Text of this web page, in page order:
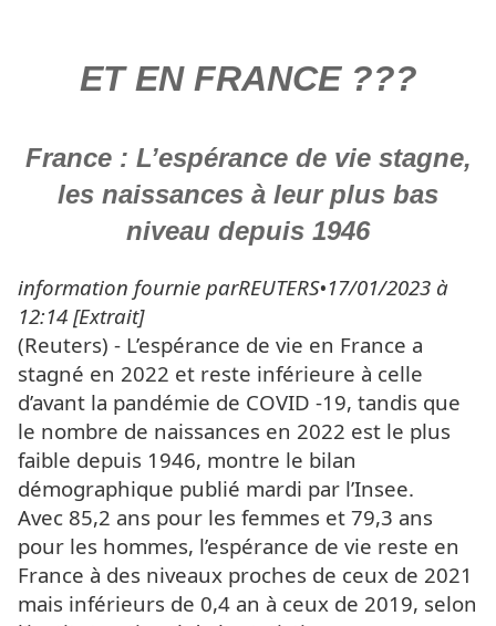
ET EN FRANCE ???
France : L’espérance de vie stagne,
les naissances à leur plus bas
niveau depuis 1946
information fournie parREUTERS•17/01/2023 à
12:14 [Extrait]
(Reuters) - L’espérance de vie en France a
stagné en 2022 et reste inférieure à celle
d’avant la pandémie de COVID -19, tandis que
le nombre de naissances en 2022 est le plus
faible depuis 1946, montre le bilan
démographique publié mardi par l’Insee.
Avec 85,2 ans pour les femmes et 79,3 ans
pour les hommes, l’espérance de vie reste en
France à des niveaux proches de ceux de 2021
mais inférieurs de 0,4 an à ceux de 2019, selon